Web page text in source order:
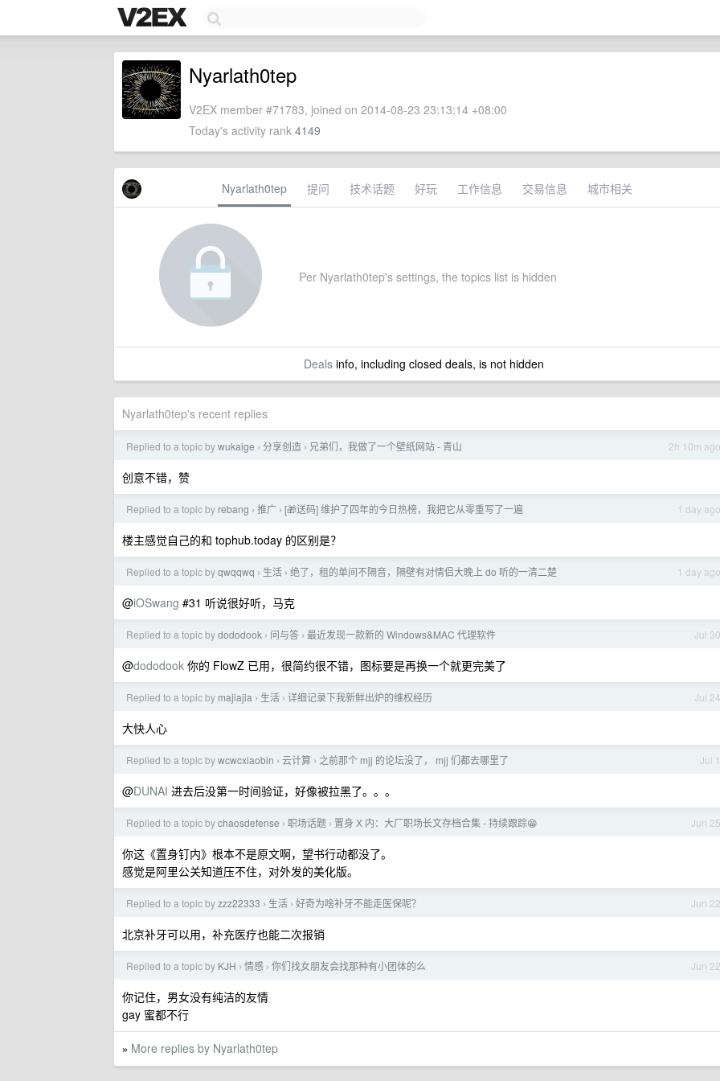
Nyarlath0tep
V2EX member #71783, joined on 2014-08-23 23:13:14 +08:00
Today's activity rank 4149
Nyarlath0tep 提问 技术话题 好玩 工作信息 交易信息 城市相关
Per Nyarlath0tep's settings, the topics list is hidden
Dealsinfo, including closed deals, is not hidden
Nyarlath0tep's recent replies
2h 10m ago
Replied to a topic bywukaige › 分享创造 › 兄弟们，我做了一个壁纸网站 - 青山
创意不错，赞
1 day ago
Replied to a topic by rebang › 推广 › [🎁送码] 维护了四年的今日热榜，我把它从零重写了一遍
楼主感觉自己的和 tophub.today 的区别是？
1 day ago
Replied to a topic byqwqqwq › 生活 › 绝了，租的单间不隔音，隔壁有对情侣大晚上 do 听的一清二楚
@iOSwang #31 听说很好听，马克
Jul 30
Replied to a topic bydododook › 问与答 › 最近发现一款新的 Windows&MAC 代理软件
@dododook 你的 FlowZ 已用，很简约很不错，图标要是再换一个就更完美了
Jul 24
Replied to a topic by majiajia › 生活 › 详细记录下我新鲜出炉的维权经历
大快人心
Jul 1
Replied to a topic bywcwcxiaobin › 云计算 › 之前那个 mjj 的论坛没了， mjj 们都去哪里了
@DUNAI 进去后没第一时间验证，好像被拉黑了。。。
Jun 25
Replied to a topic bychaosdefense › 职场话题 › 置身 X 内：大厂职场长文存档合集 - 持续跟踪😁
你这《置身钉内》根本不是原文啊，望书行动都没了。
感觉是阿里公关知道压不住，对外发的美化版。
Jun 22
Replied to a topic byzzz22333 › 生活 › 好奇为啥补牙不能走医保呢？
北京补牙可以用，补充医疗也能二次报销
Jun 22
Replied to a topic by KJH › 情感 › 你们找女朋友会找那种有小团体的么
你记住，男女没有纯洁的友情
gay 蜜都不行
» More replies by Nyarlath0tep